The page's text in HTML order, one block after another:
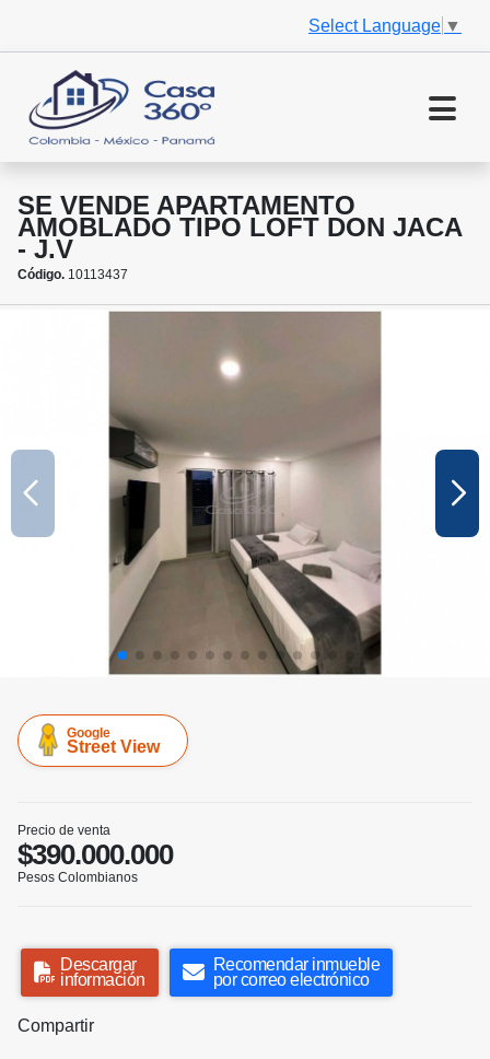
Select Language ▼
SE VENDE APARTAMENTO
AMOBLADO TIPO LOFT DON JACA
- J.V
Código. 10113437
Google
Street View
Precio de venta
$390.000.000
Pesos Colombianos
Descargar
información
Recomendar inmueble
por correo electrónico
Compartir